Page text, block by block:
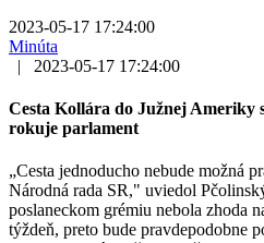
2023-05-17 17:24:00
Minúta
|
2023-05-17 17:24:00
Cesta Kollára do Južnej Ameriky
rokuje parlament
„Cesta jednoducho nebude možná
Národná rada SR," uviedol
poslaneckom grémiu nebola zhoda
týždeň, preto bude pravdepodobne